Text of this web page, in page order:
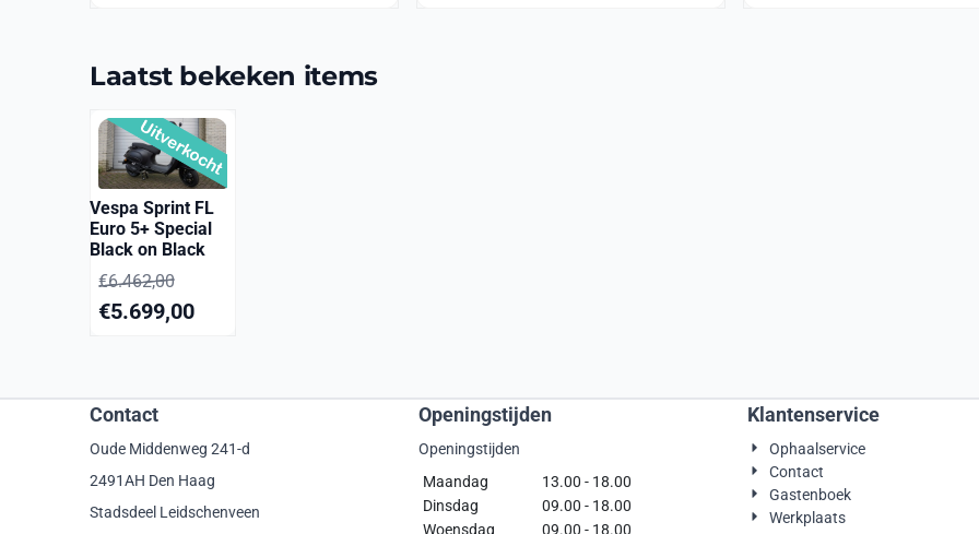
Laatst bekeken items
Vespa Sprint FL
Euro 5+ Special
Black on Black
€6.462,00
€5.699,00
Contact
Oude Middenweg 241-d
2491AH Den Haag
Stadsdeel Leidschenveen
Openingstijden
Openingstijden
Maandag
13.00 - 18.00
Dinsdag
09.00 - 18.00
Woensdag
09.00 - 18.00
Klantenservice
Ophaalservice
Contact
Gastenboek
Werkplaats